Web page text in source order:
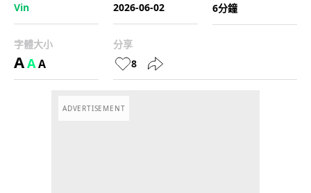
Vin
2026-06-02
6分鐘
字體大小
AAA
分享
8
ADVERTISEMENT